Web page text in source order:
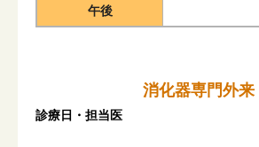
午後
消化器専門外来
診療日・担当医